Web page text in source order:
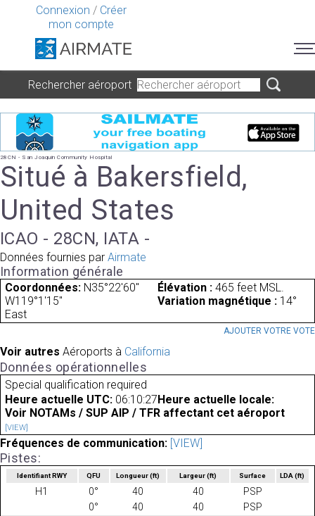
Connexion / Créer
mon compte
Rechercher aéroport
28CN - San Joaquin Community Hospital
Situé à Bakersfield,
United States
ICAO - 28CN, IATA -
Données fournies par Airmate
Information générale
Coordonnées: N35°22'60"
W119°1'15"
Élévation : 465 feet MSL.
Variation magnétique : 14°
East
AJOUTER VOTRE VOTE
Voir autres Aéroports à California
Données opérationnelles
Special qualification required
Heure actuelle UTC: 06:10:27 Heure actuelle locale:
Voir NOTAMs / SUP AIP / TFR affectant cet aéroport
[VIEW]
Fréquences de communication: [VIEW]
Pistes:
Identifiant RWY QFU Longueur(ft) Largeur(ft) Surface LDA(ft)
H1 0° 40 40
PSP
0°
40 40 PSP